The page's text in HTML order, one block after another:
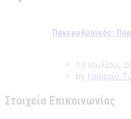
Πανερυθραϊκός:
13 Ιουλίου,
by Γραφείο
Στοιχεία Επικοινωνίας